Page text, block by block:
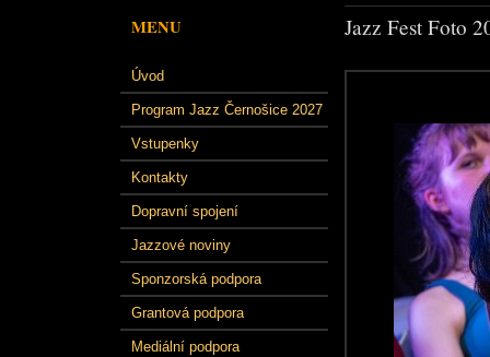
MENU
Úvod
Program Jazz Černošice 2027
Vstupenky
Kontakty
Dopravní spojení
Jazzové noviny
Sponzorská podpora
Grantová podpora
Mediální podpora
Jazz Fest Foto